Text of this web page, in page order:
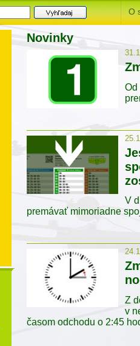
O
Novinky
Od
V
premávať mimoriadne
Z
v
časom odchodu o 2:45